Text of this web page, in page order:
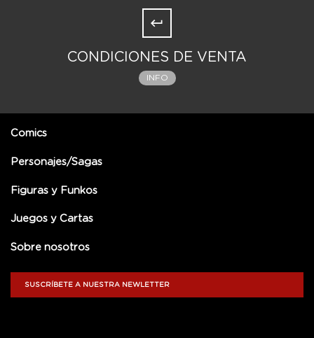
CONDICIONES DE VENTA
INFO
Comics
Personajes/Sagas
Figuras y Funkos
Juegos y Cartas
Sobre nosotros
SUSCRÍBETE A NUESTRA NEWLETTER